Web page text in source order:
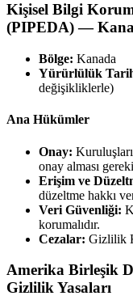
Kişisel Bilgi
(PIPEDA) —
Bölge: Kanada
Yürürlülük
değişikliklerle)
Ana Hükümler
Onay:
onay alması
Erişim ve
düzeltme hakkı
Veri Güvenliği:
korumalıdır.
Cezalar: Gizlilik
Amerika Birleşik
Gizlilik Yasaları